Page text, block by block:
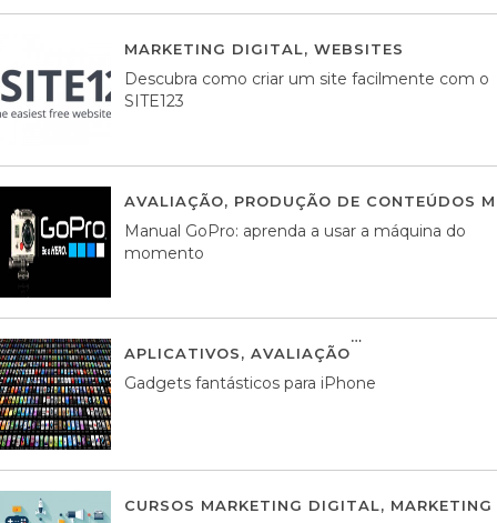
MARKETING DIGITAL, WEBSITES
Descubra como criar um site facilmente com o
SITE123
AVALIAÇÃO, PRODUÇÃO DE CONTEÚDOS
Manual GoPro: aprenda a usar a máquina do
momento
APLICATIVOS, AVALIAÇÃO
Gadgets fantásticos para iPhone
CURSOS MARKETING DIGITAL,